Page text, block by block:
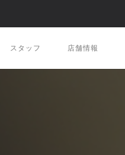
スタッフ 店舗情報